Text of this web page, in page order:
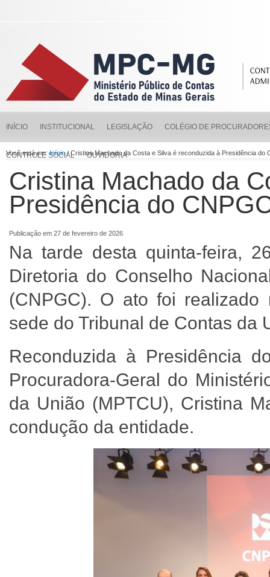
INÍCIO INSTITUCIONAL LEGISLAÇÃO COLÉGIO DE
CONTROLE SOCIAL OUVIDORIA
Você está em:Início/ Cristina Machado da Costa e Silva é reconduzida à Presidência do
Cristina Machado da
Presidência do
Publicação em 27 de fevereiro de 2026
Na tarde desta quinta-feira,
Diretoria do Conselho
(CNPGC). O ato foi
sede do Tribunal de Contas da
Reconduzida à Presidência
Procuradora-Geral do
da União (MPTCU), Cristina
condução da entidade.